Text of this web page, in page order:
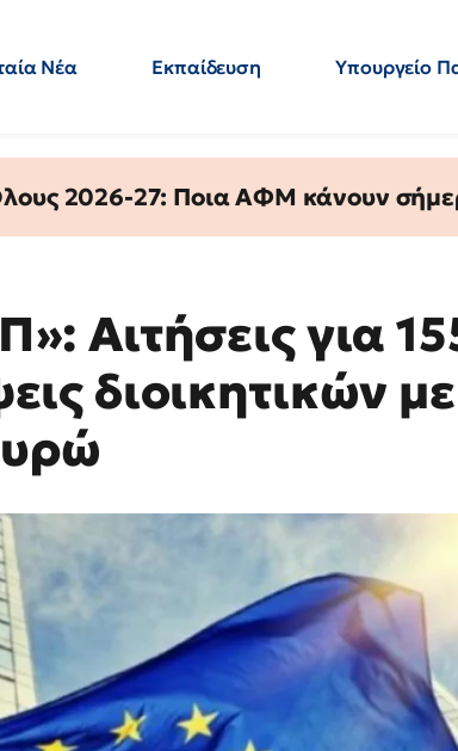
Νέα Εκπαίδευση Υπουργείο
2026-27: Ποια ΑΦΜ κάνουν
Αιτήσεις για
διοικητικών με